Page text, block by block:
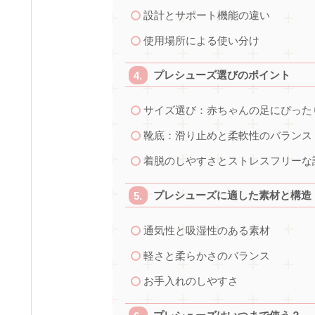
設計とサポート機能の違い
使用場所による使い分け
プレシューズ選びのポイント
サイズ選び：赤ちゃんの足にぴった
靴底：滑り止めと柔軟性のバランス
着脱のしやすさとストレスフリーな
プレシューズに適した素材と構造
通気性と吸湿性のある素材
軽さと柔らかさのバランス
お手入れのしやすさ